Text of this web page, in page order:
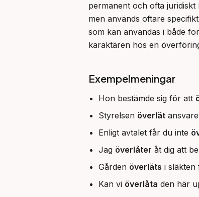
permanent och ofta
men används oftare
som kan användas i både
karaktären hos en
Exempelmeningar
Hon bestämde sig för att
Styrelsen överlät
Enligt avtalet får du inte
Jag överlåter åt dig att
Gården överläts i släkten
Kan vi överlåta den här